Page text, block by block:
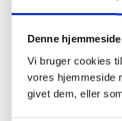
Denne
Vi bruger cookies
vores hjemmeside
givet dem, eller